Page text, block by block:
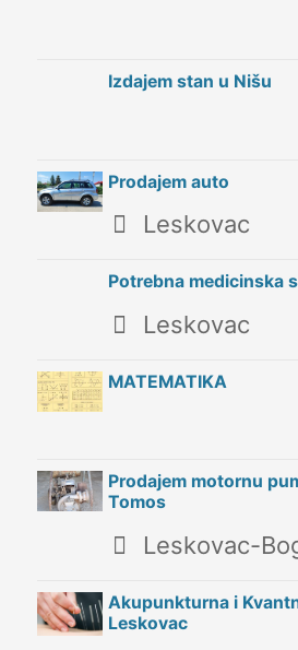
Izdajem stan u Nišu
Prodajem auto
Leskovac
Potrebna medicinska
Leskovac
MATEMATIKA
Prodajem motornu
Tomos
Leskovac-
Akupunkturna i
Leskovac